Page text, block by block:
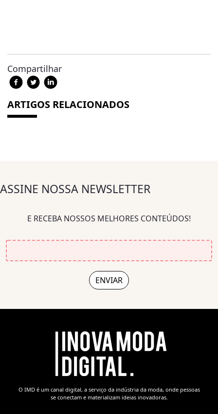
Compartilhar
ARTIGOS RELACIONADOS
ASSINE NOSSA NEWSLETTER
E RECEBA NOSSOS MELHORES CONTEÚDOS!
O IMD é um canal digital, a serviço da indústria da moda, onde pessoas
se conectam e materializam ideias inovadoras.